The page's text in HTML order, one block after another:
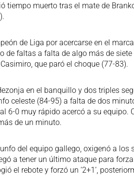
tiempo muerto tras el mate de
de Liga por acercarse en el
de faltas a falta de algo más de
que paró el choque (77-83).
en el banquillo y dos triples
celeste (84-95) a falta de dos
6-0 muy rápido acercó a su
de un minuto.
del equipo gallego, oxigenó a los
a tener un último ataque para
el rebote y forzó un ‘2+1’,